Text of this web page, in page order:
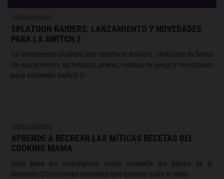
SPLATOON RAIDERS: LANZAMIENTO Y NOVEDADES
PARA LA SWITCH 2
Ya conocemos cuándo sale Splatoon Raiders, ¡descubre la fecha
de lanzamiento, su historia, precio, modos de juego y novedades
para Nintendo Switch 2!
APRENDE A RECREAR LAS MÍTICAS RECETAS DEL
COOKING MAMA
Guía para los nostálgicos: cómo convertir los platos de la
Nintendo DS en cenas increíbles que querrás subir a redes.